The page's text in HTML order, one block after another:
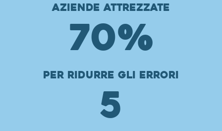
aziende attrezzate
70%
per ridurre gli errori
5